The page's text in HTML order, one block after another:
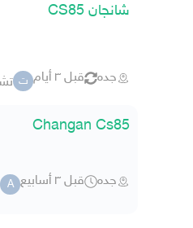
شانجان CS85
جده قبل ٣ أيام ت
Changan Cs85
جده قبل ٣ أسابيع A